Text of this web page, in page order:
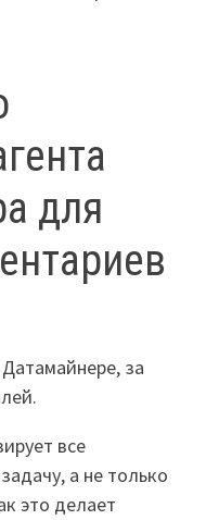
для
за
все
а не только
это делает